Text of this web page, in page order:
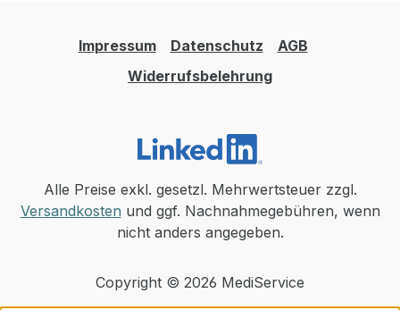
Impressum Datenschutz
AGB
Widerrufsbelehrung
Alle Preise exkl. gesetzl. Mehrwertsteuer zzgl.
Versandkosten und ggf. Nachnahmegebühren, wenn
nicht anders angegeben.
Copyright © 2026 MediService